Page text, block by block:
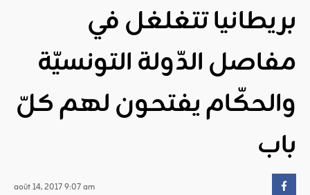
بريطانيا تتغلغل في
مفاصل الدّولة التونسيّة
والحكّام يفتحون لهم كلّ
باب
août 14, 2017 9:07 am